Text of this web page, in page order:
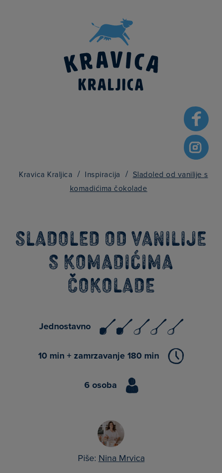
Kravica Kraljica / Inspiracija /
Sladoled od vanilije s
komadićima čokolade
Sladoled od vanilije
s komadićima
čokolade
Jednostavno
10 min + zamrzavanje 180 min
6 osoba
Piše: Nina Mrvica